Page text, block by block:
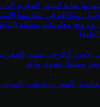
نقاط العبور المؤدية إلى
متداخلة في مقدمتها
وترويج معلومات مضللة
الأمين الكرخي يشيد
ومسار تنموي واعد
بالمغرب تحتفي